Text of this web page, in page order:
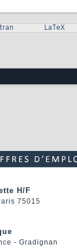
LaTeX
H/F
75015
- Gradignan